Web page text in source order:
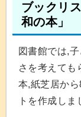
ブックリ
和の本」
図書館では,
さを考えても
本,紙芝居か
トを作成しま